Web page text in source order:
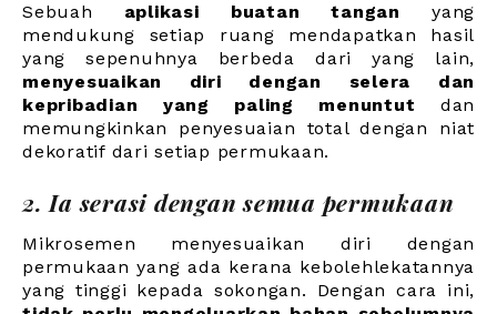
Sebuah aplikasi buatan tangan yang
mendukung setiap ruang mendapatkan hasil
yang sepenuhnya berbeda dari yang lain,
menyesuaikan diri dengan selera dan
kepribadian yang paling menuntut dan
memungkinkan penyesuaian total dengan niat
dekoratif dari setiap permukaan.
2. Ia serasi dengan semua permukaan
Mikrosemen menyesuaikan diri dengan
permukaan yang ada kerana kebolehlekatannya
yang tinggi kepada sokongan. Dengan cara ini,